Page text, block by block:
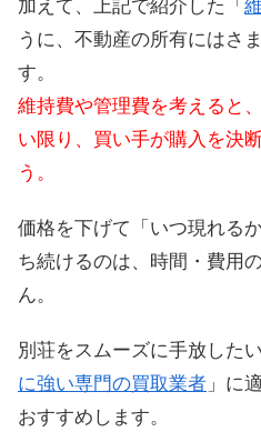
加えて、上記で紹介した「
うに、不動産の所有にはさ
す。
維持費や管理費を考えると
い限り、買い手が購入を決
う。
価格を下げて「いつ現れる
ち続けるのは、時間・費用
ん。
別荘をスムーズに手放した
に強い専門の買取業者 」に
おすすめします。